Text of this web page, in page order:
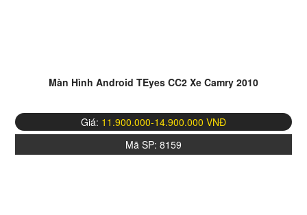
Màn Hình Android TEyes CC2 Xe Camry 2010
Giá: 11.900.000-14.900.000 VNĐ
Mã SP: 8159